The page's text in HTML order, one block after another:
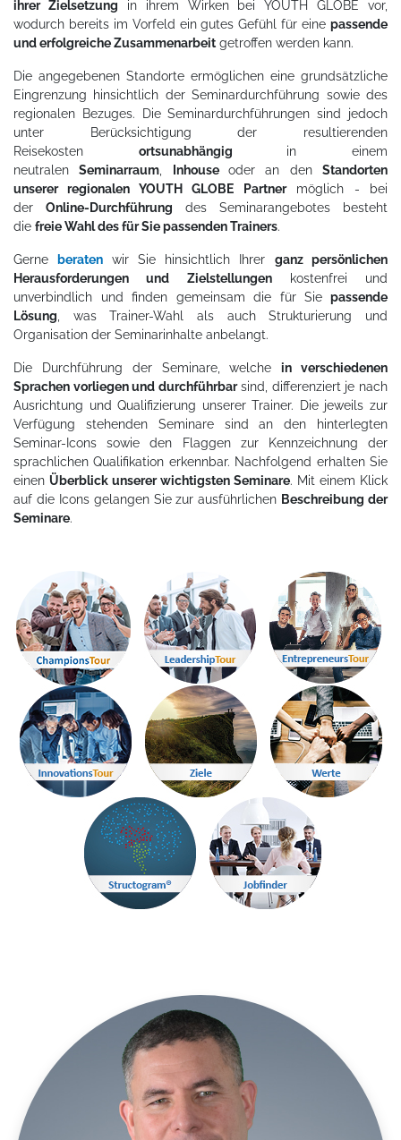
ihrer Zielsetzung in ihrem Wirken bei YOUTH GLOBE vor,
wodurch bereits im Vorfeld ein gutes Gefühl für eine passende
und erfolgreiche Zusammenarbeit getroffen werden kann.
Die angegebenen Standorte ermöglichen eine grundsätzliche
Eingrenzung hinsichtlich der Seminardurchführung sowie des
regionalen Bezuges. Die Seminardurchführungen sind jedoch
unter Berücksichtigung der resultierenden
Reisekosten ortsunabhängig in einem
neutralenSeminarraum Inhouseoder an denStandorten
unserer regionalen YOUTH GLOBE Partnermöglich - bei
der Online-Durchführung des Seminarangebotes besteht
die freie Wahl des für Sie passenden Trainers.
Gerne beraten wir Sie hinsichtlich Ihrer ganz persönlichen
Herausforderungen und Zielstellungenkostenfrei und
unverbindlich und finden gemeinsam die für Sie passende
Lösung , was Trainer-Wahl als auch Strukturierung und
Organisation der Seminarinhalte anbelangt.
Die Durchführung der Seminare, welchein verschiedenen
Sprachen vorliegen und durchführbarsind, differenziert je nach
Ausrichtung und Qualifizierung unserer Trainer. Die jeweils zur
Verfügung stehenden Seminare sind an den hinterlegten
Seminar-Icons sowie den Flaggen zur Kennzeichnung der
sprachlichen Qualifikation erkennbar. Nachfolgend erhalten Sie
einen Überblick unserer wichtigsten Seminare. Mit einem Klick
auf die Icons gelangen Sie zur ausführlichen Beschreibung der
Seminare.